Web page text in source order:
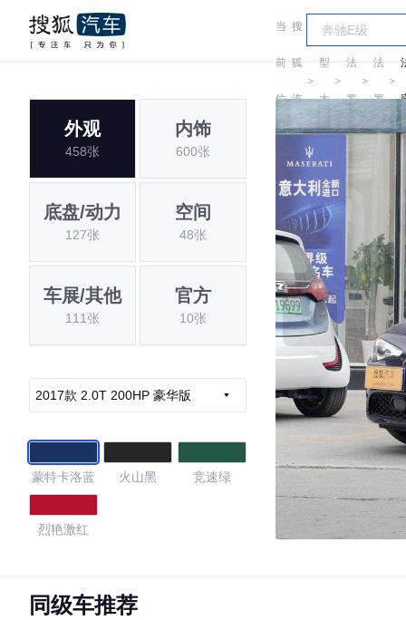
当
前
位
置:
搜
狐
汽
车
＞
车
型
大
全
＞
尔
法
罗
密
欧
＞
法
罗
密
＞
外观
458张
内饰
600张
底盘/动力
127张
空间
48张
车展/其他
111张
官方
10张
2017款 2.0T 200HP 豪华版
蒙特卡洛蓝 火山黑 竞速绿
烈艳激红
4.28
同级车推荐